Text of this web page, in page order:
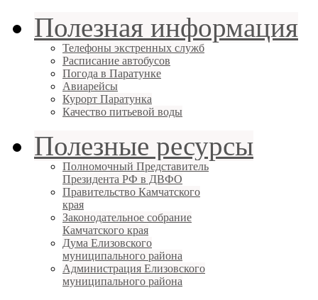
Полезная информация
Телефоны экстренных служб
Расписание автобусов
Погода в Паратунке
Авиарейсы
Курорт Паратунка
Качество питьевой воды
Полезные ресурсы
Полномочный Представитель
Президента РФ в ДВФО
Правительство Камчатского
края
Законодательное собрание
Камчатского края
Дума Елизовского
муниципального района
Администрация Елизовского
муниципального района